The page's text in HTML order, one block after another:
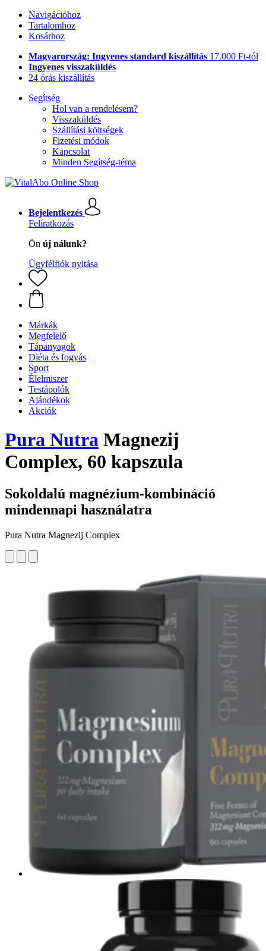
Navigációhoz
Tartalomhoz
Kosárhoz
Magyarország: Ingyenes standard kiszállítás 17.000 Ft-tól
Ingyenes visszaküldés
24 órás kiszállítás
Segítség
Hol van a rendelésem?
Visszaküldés
Szállítási költségek
Fizetési módok
Kapcsolat
Minden Segítség-téma
Bejelentkezés
Feliratkozás
Ön új nálunk?
Ügyfélfiók nyitása
Márkák
Megfelelő
Tápanyagok
Diéta és fogyás
Sport
Élelmiszer
Testápolók
Ajándékok
Akciók
Pura Nutra Magnezij
Complex, 60 kapszula
Sokoldalú magnézium-kombináció
mindennapi használatra
Pura Nutra Magnezij Complex